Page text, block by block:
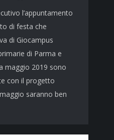
l’appuntamento
di festa che
di Giocampus
di Parma e
maggio 2019 sono
con il progetto
saranno ben